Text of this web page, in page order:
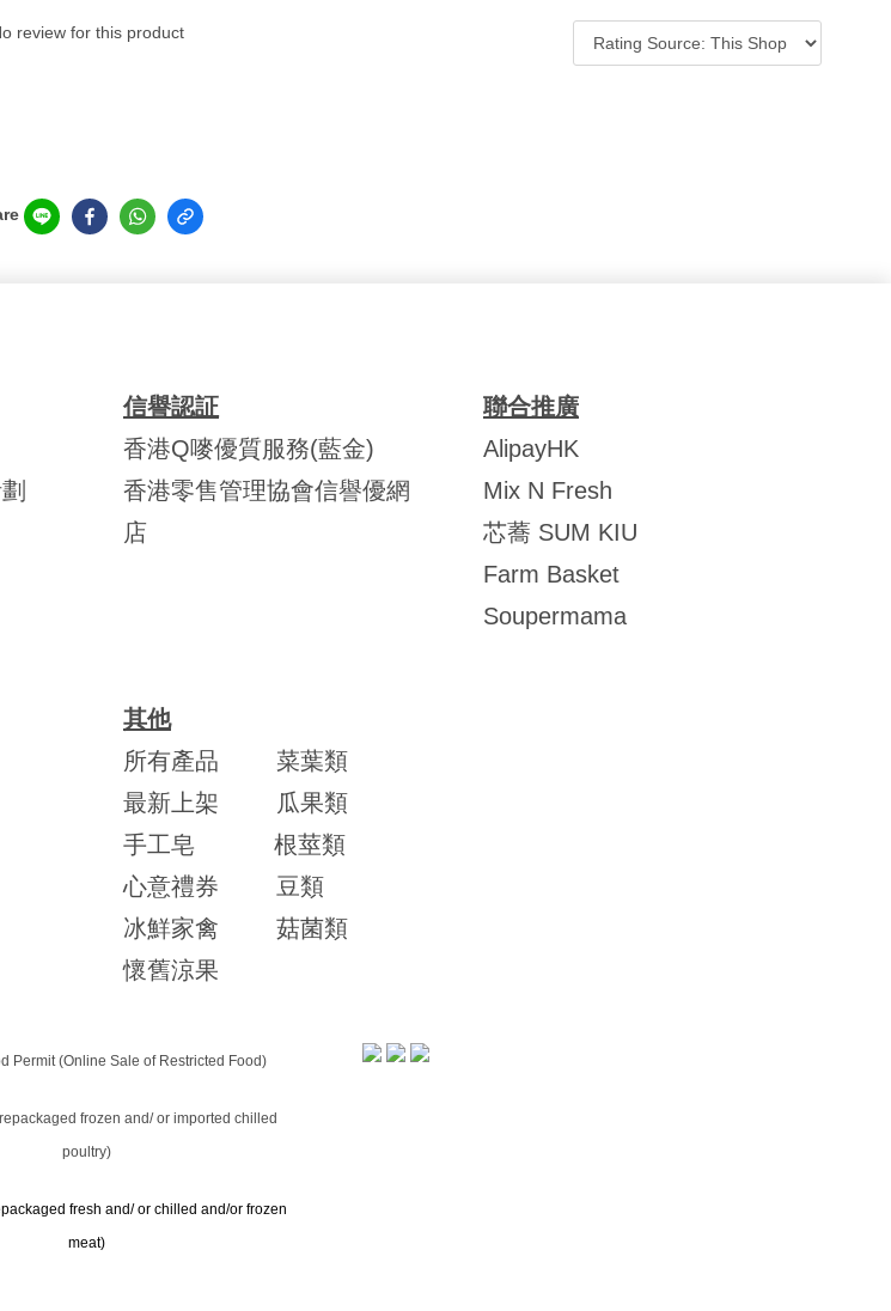
review for this product
信譽認証
香港Q嘜優質服務(藍金)
香港零售管理協會信譽優網
店
聯合推廣
AlipayHK
Mix N Fresh
芯蕎 SUM KIU
Farm Basket
Soupermama
其他
所有產品
菜葉類
最新上架
瓜果類
手工皂
根莖類
心意禮券
豆類
冰鮮家禽
菇菌類
懷舊涼果
Permit (Online Sale of Restricted Food)
frozen and/ or imported chilled
poultry)
fresh and/ or chilled and/or frozen
meat)